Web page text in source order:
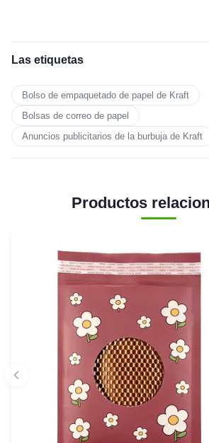
Las etiquetas
Bolso de empaquetado de papel de Kraft
Bolsas de correo de papel
Anuncios publicitarios de la burbuja de Kraft
Productos